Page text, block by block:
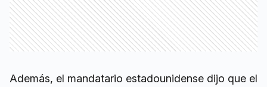
Además, el mandatario estadounidense dijo que el